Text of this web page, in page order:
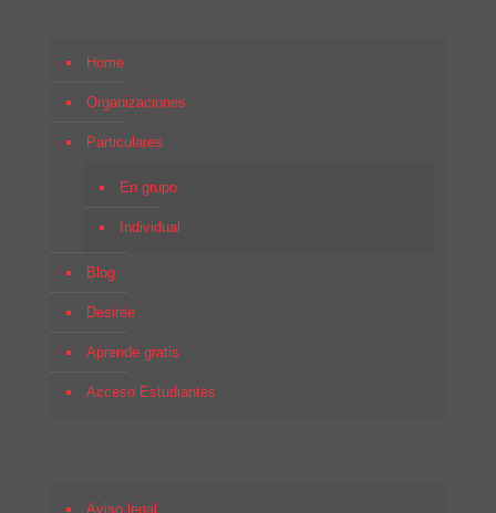
Home
Organizaciones
Particulares
En grupo
Individual
Blog
Desirée
Aprende gratis
Acceso Estudiantes
Aviso legal